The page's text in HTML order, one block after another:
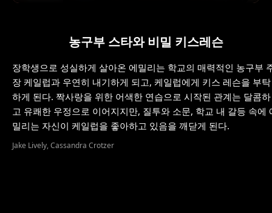
농구부 스타와 비밀 키스레슨
장학생으로 성실하게 살아온 에밀리는 학교의 매력적인 농구부
장 케일럽과 우연히 내기하게 되고, 케일럽에게 키스 레슨을 부탁
하게 된다. 짝사랑을 위한 어색한 연습으로 시작된 관계는 달콤하
고 유쾌한 우정으로 이어지지만, 질투와 소문, 학교 내 갈등 속에
밀리는 자신이 케일럽을 좋아하고 있음을 깨닫게 된다.
Jake Lively, Cassandra Crotzer